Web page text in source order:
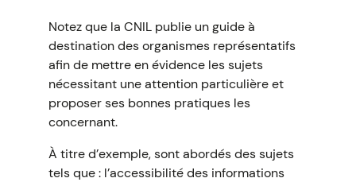
Notez que la CNIL publie un guide à
destination des organismes représentatifs
afin de mettre en évidence les sujets
nécessitant une attention particulière et
proposer ses bonnes pratiques les
concernant.
À titre d’exemple, sont abordés des sujets
tels que : l’accessibilité des informations